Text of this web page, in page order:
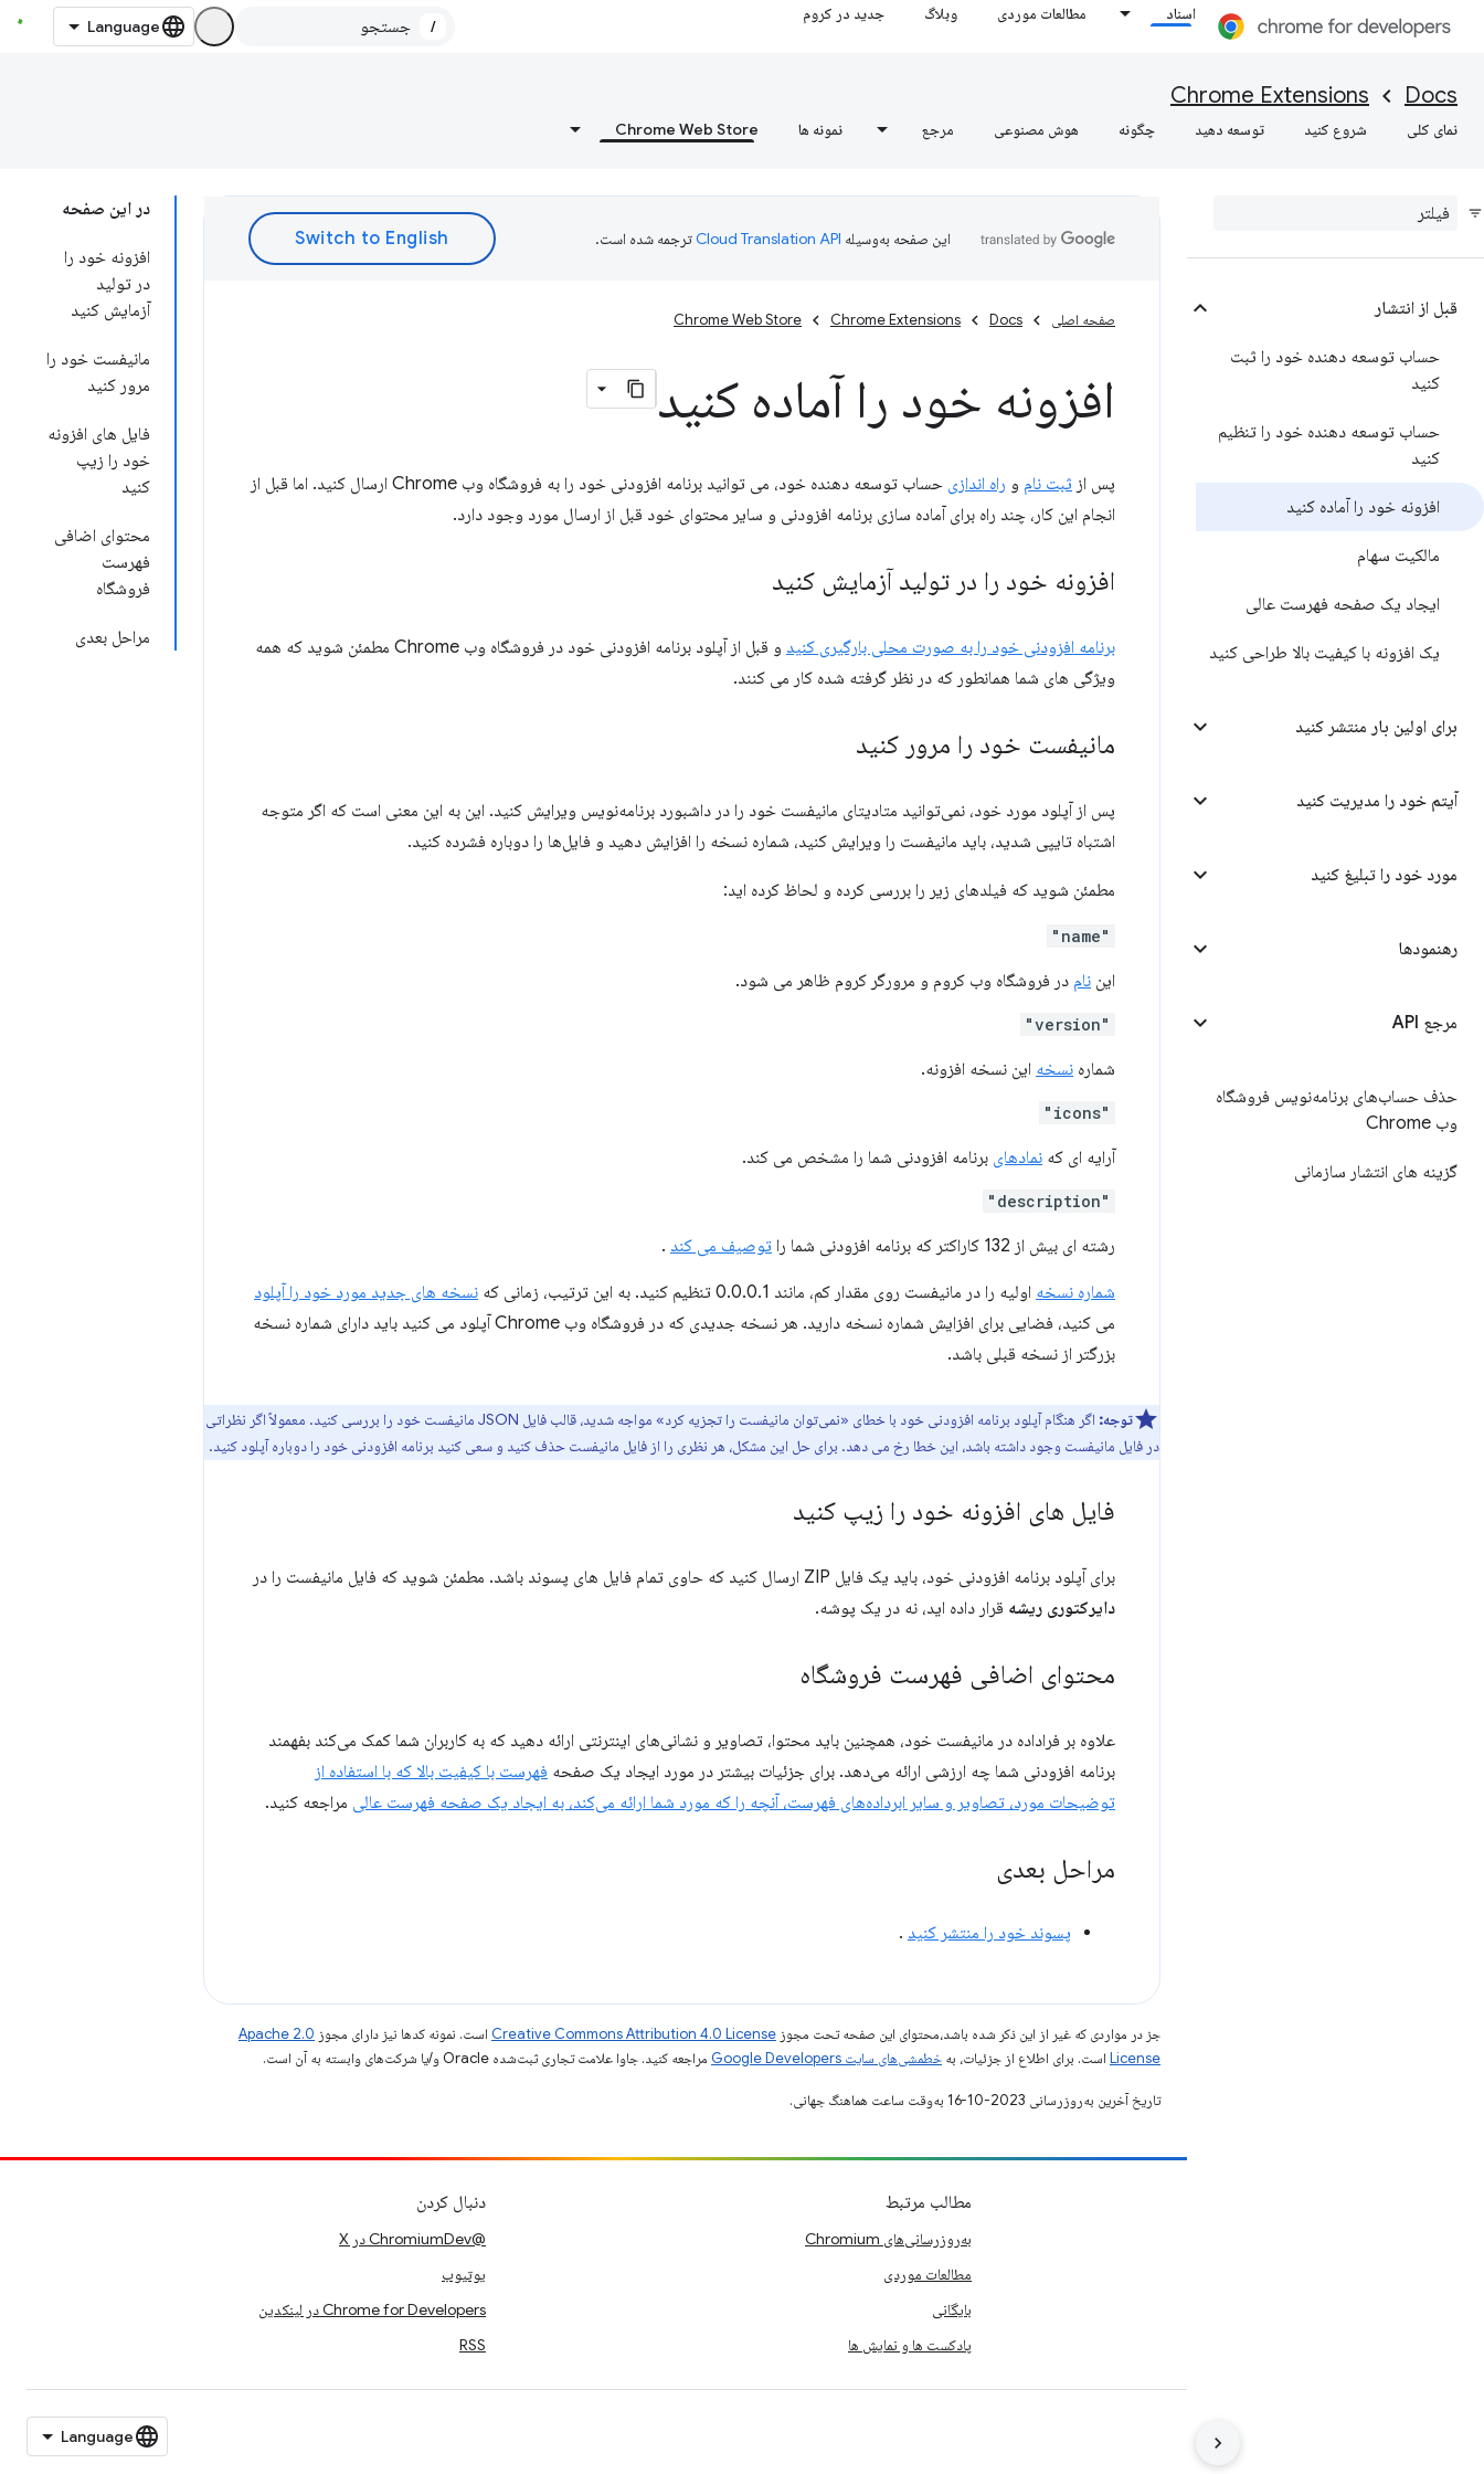
اسناد مطالعات موردی وبلاگ جدید در کروم
/
Docs
Chrome Extensions
نمای کلی شروع کنید توسعه دهید چگونه هوش مصنوعی مرجع نمونه ها Chrome Web Store
قبل از انتشار
حساب توسعه دهنده خود را ثبت
کنید
حساب توسعه دهنده خود را تنظیم
کنید
افزونه خود را آماده کنید
مالکیت سهام
ایجاد یک صفحه فهرست عالی
یک افزونه با کیفیت بالا طراحی کنید
برای اولین بار منتشر کنید
آیتم خود را مدیریت کنید
مورد خود را تبلیغ کنید
رهنمودها
مرجع API
حذف حساب‌های برنامه‌نویس فروشگاه
وب Chrome
گزینه های انتشار سازمانی
در این صفحه
افزونه خود را
در تولید
آزمایش کنید
مانیفست خود را
مرور کنید
فایل های افزونه
خود را زیپ
کنید
محتوای اضافی
فهرست
فروشگاه
مراحل بعدی
این صفحه به‌وسیله ترجمه شده است.
صفحه اصلی Docs
Chrome Extensions
Chrome Web Store
افزونه خود را آماده کنید
پس از ثبت نام و راه اندازی
حساب توسعه دهنده خود، می توانید برنامه افزودنی خود را به فروشگاه وب Chrome ارسال کنید. اما قبل از
انجام این کار، چند راه برای آماده سازی برنامه افزودنی و سایر محتوای خود قبل از ارسال مورد وجود دارد.
افزونه خود را در تولید آزمایش کنید
برنامه افزودنی خود را به صورت محلی بارگیری کنید
و قبل از آپلود برنامه افزودنی خود در فروشگاه وب Chrome مطمئن شوید که همه
ویژگی های شما همانطور که در نظر گرفته شده کار می کنند.
مانیفست خود را مرور کنید
پس از آپلود مورد خود، نمی‌توانید متادیتای مانیفست خود را در داشبورد برنامه‌نویس ویرایش کنید. این به این معنی است که اگر متوجه
اشتباه تایپی شدید، باید مانیفست را ویرایش کنید، شماره نسخه را افزایش دهید و فایل‌ها را دوباره فشرده کنید.
مطمئن شوید که فیلدهای زیر را بررسی کرده و لحاظ کرده اید:
"name"
این نام در فروشگاه وب کروم و مرورگر کروم ظاهر می شود.
"version"
شماره نسخه این نسخه افزونه.
"icons"
آرایه ای که نمادهای برنامه افزودنی شما را مشخص می کند.
"description"
رشته ای بیش از 132 کاراکتر که برنامه افزودنی شما را توصیف می کند .
شماره نسخه اولیه را در مانیفست روی مقدار کم، مانند 0.0.0.1 تنظیم کنید. به این ترتیب، زمانی که
نسخه های جدید مورد خود را آپلود
می کنید، فضایی برای افزایش شماره نسخه دارید. هر نسخه جدیدی که در فروشگاه وب Chrome آپلود می کنید باید دارای شماره نسخه
بزرگتر از نسخه قبلی باشد.
توجه:
اگر هنگام آپلود برنامه افزودنی خود با خطای «نمی‌توان مانیفست را تجزیه کرد» مواجه شدید، قالب فایل JSON مانیفست خود را بررسی کنید. معمولاً اگر نظراتی
در فایل مانیفست وجود داشته باشد، این خطا رخ می دهد. برای حل این مشکل، هر نظری را از فایل مانیفست حذف کنید و سعی کنید برنامه افزودنی خود را دوباره آپلود کنید.
فایل های افزونه خود را زیپ کنید
برای آپلود برنامه افزودنی خود، باید یک فایل ZIP ارسال کنید که حاوی تمام فایل های پسوند باشد. مطمئن شوید که فایل مانیفست را در
دایرکتوری ریشه قرار داده اید، نه در یک پوشه.
محتوای اضافی فهرست فروشگاه
علاوه بر فراداده در مانیفست خود، همچنین باید محتوا، تصاویر و نشانی‌های اینترنتی ارائه دهید که به کاربران شما کمک می‌کند بفهمند
برنامه افزودنی شما چه ارزشی ارائه می‌دهد. برای جزئیات بیشتر در مورد ایجاد یک صفحه فهرست با کیفیت بالا که با استفاده از
توضیحات مورد، تصاویر و سایر ابرداده‌های فهرست، آنچه را که مورد شما ارائه می‌کند، به ایجاد یک صفحه فهرست عالی مراجعه کنید.
مراحل بعدی
پسوند خود را منتشر کنید .
جز در مواردی که غیر از این ذکر شده باشد،‌محتوای این صفحه تحت مجوز Creative Commons Attribution 4.0 License است. نمونه کدها نیز دارای مجوز Apache 2.0
License است. برای اطلاع از جزئیات، به خطمشی‌های سایت Google Developers‏ مراجعه کنید. جاوا علامت تجاری ثبت‌شده Oracle و/یا شرکت‌های وابسته به آن است.
تاریخ آخرین به‌روزرسانی 2023-10-16 به‌وقت ساعت هماهنگ جهانی.
مطالب مرتبط
به‌روزرسانی‌های Chromium
مطالعات موردی
بایگانی
پادکست ها و نمایش ها
دنبال کردن
@ChromiumDev در X
یوتیوب
Chrome for Developers در لینکدین
RSS
Manage cookies